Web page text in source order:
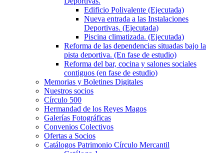
Edificio Polivalente (Ejecutada)
Nueva entrada a las Instalaciones
Deportivas. (Ejecutada)
Piscina climatizada. (Ejecutada)
Reforma de las dependencias situadas bajo la
pista deportiva. (En fase de estudio)
Reforma del bar, cocina y salones sociales
contiguos (en fase de estudio)
Memorias y Boletines Digitales
Nuestros socios
Círculo 500
Hermandad de los Reyes Magos
Galerías Fotográficas
Convenios Colectivos
Ofertas a Socios
Catálogos Patrimonio Círculo Mercantil